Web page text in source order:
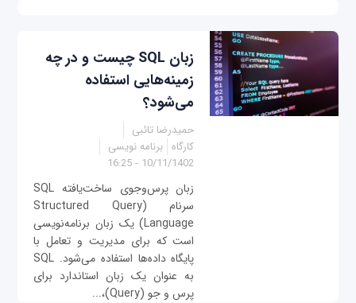
زبان SQL چیست و در چه
زمینه‌هایی استفاده
می‌شود؟
حمیدرضا تائبی
کارگاه برنامه نویسی
10/11/1402 - 16:25
زبان پرس‌وجوی ساخت‌یافته SQL
سرنام (Structured Query
Language) یک زبان برنامه‌نویسی
است که برای مدیریت و تعامل با
پایگاه داده‌ها استفاده می‌شود. SQL
به عنوان یک زبان استاندارد برای
پرس و جو (Query)،...